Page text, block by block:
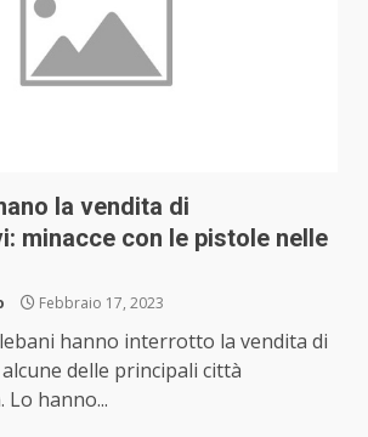
la vendita di
minacce con le pistole nelle
Febbraio 17, 2023
hanno interrotto la vendita di
delle principali città
Lo hanno...